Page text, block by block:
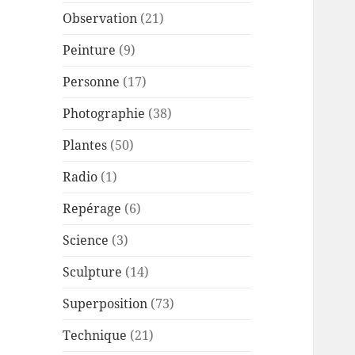
Observation (21)
Peinture (9)
Personne (17)
Photographie (38)
Plantes (50)
Radio (1)
Repérage (6)
Science (3)
Sculpture (14)
Superposition (73)
Technique (21)